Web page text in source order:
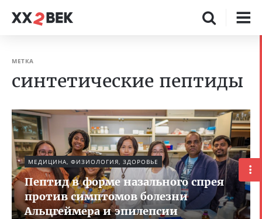
МЕТКА
синтетические пептиды
МЕДИЦИНА, ФИЗИОЛОГИЯ, ЗДОРОВЬЕ
Пептид в форме назального спрея
против симптомов болезни
Альцгеймера и эпилепсии